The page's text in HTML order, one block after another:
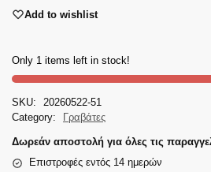
Add to wishlist
Only 1 items left in stock!
SKU:
20260522-51
Category:
Γραβάτες
Δωρεάν αποστολή για όλες τις
Επιστροφές εντός 14 ημερών